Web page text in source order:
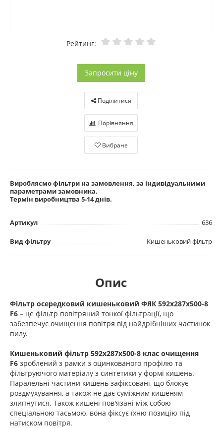
Рейтинг:
Запросити ціну
Поділитися
Порівняння
Вибране
Виробляємо фільтри на замовлення, за індивідуальними
параметрами замовника.
Термін виробництва 5-14 днів.
Артикул 636
Вид фільтру Кишеньковий фільтр
Опис
Фільтр осередковий кишеньковий ФЯК 592х287х500-8
F6 – це фільтр повітряний тонкої фільтрації, що
забезпечує очищення повітря від найдрібніших частинок
пилу.
Кишеньковий фільтр 592х287х500-8 клас очищення
F6 зроблений з рамки з оцинкованого профілю та
фільтруючого матеріалу з синтетики у формі кишень.
Паралельні частини кишень зафіксовані, що блокує
роздмухування, а також не дає суміжним кишеням
злипнутися. Також кишені пов'язані між собою
спеціальною тасьмою, вона фіксує їхню позицію під
натиском повітря.